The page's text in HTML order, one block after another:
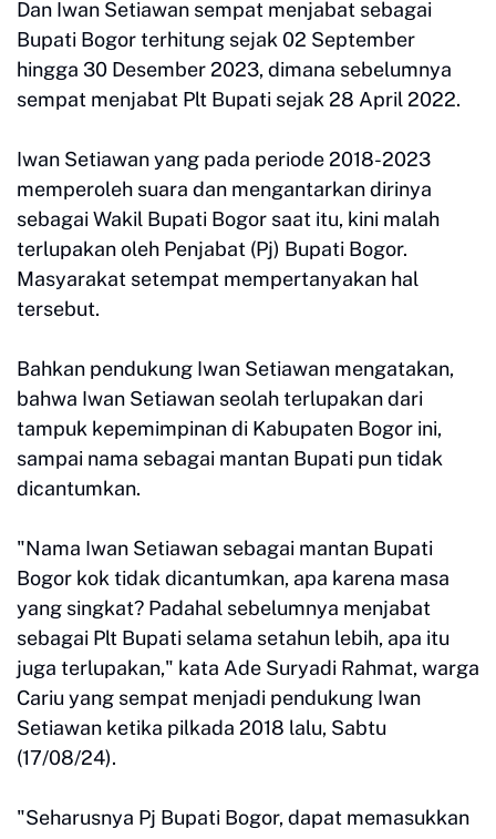
Dan Iwan Setiawan sempat menjabat sebagai
Bupati Bogor terhitung sejak 02 September
hingga 30 Desember 2023, dimana sebelumnya
sempat menjabat Plt Bupati sejak 28 April 2022.
Iwan Setiawan yang pada periode 2018-2023
memperoleh suara dan mengantarkan dirinya
sebagai Wakil Bupati Bogor saat itu, kini malah
terlupakan oleh Penjabat (Pj) Bupati Bogor.
Masyarakat setempat mempertanyakan hal
tersebut.
Bahkan pendukung Iwan Setiawan mengatakan,
bahwa Iwan Setiawan seolah terlupakan dari
tampuk kepemimpinan di Kabupaten Bogor ini,
sampai nama sebagai mantan Bupati pun tidak
dicantumkan.
"Nama Iwan Setiawan sebagai mantan Bupati
Bogor kok tidak dicantumkan, apa karena masa
yang singkat? Padahal sebelumnya menjabat
sebagai Plt Bupati selama setahun lebih, apa itu
juga terlupakan," kata Ade Suryadi Rahmat, warga
Cariu yang sempat menjadi pendukung Iwan
Setiawan ketika pilkada 2018 lalu, Sabtu
(17/08/24).
"Seharusnya Pj Bupati Bogor, dapat memasukkan